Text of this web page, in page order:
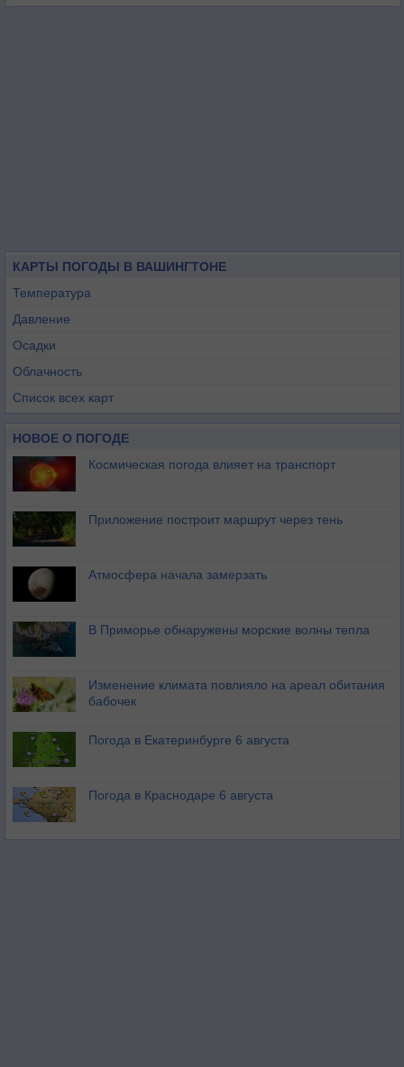
КАРТЫ ПОГОДЫ В ВАШИНГТОНЕ
Температура
Давление
Осадки
Облачность
Список всех карт
НОВОЕ О ПОГОДЕ
Космическая погода влияет на транспорт
Приложение построит маршрут через тень
Атмосфера начала замерзать
В Приморье обнаружены морские волны тепла
Изменение климата повлияло на ареал обитания
бабочек
Погода в Екатеринбурге 6 августа
Погода в Краснодаре 6 августа